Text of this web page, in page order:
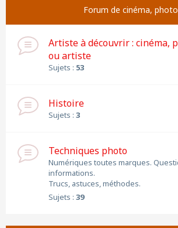
Forum de cinéma, photo
Artiste à découvrir : cinéma,
ou artiste
Sujets : 53
Histoire
Sujets : 3
Techniques photo
Numériques toutes marques.
informations.
Trucs, astuces, méthodes.
Sujets : 39